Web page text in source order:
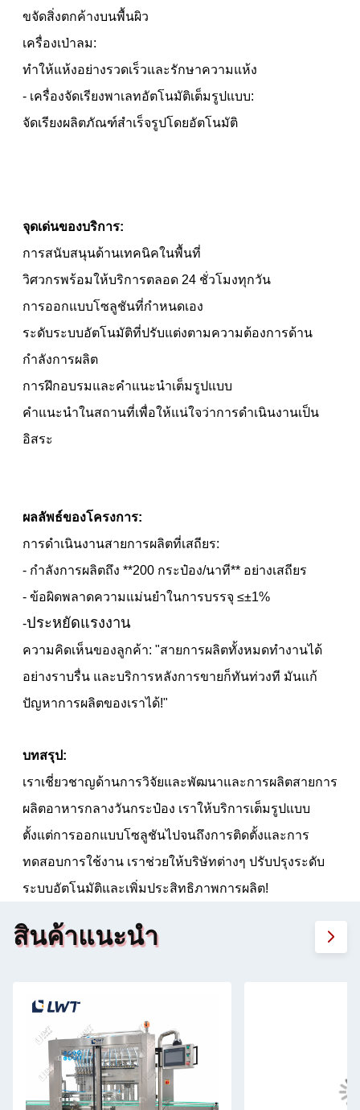
ขจัดสิ่งตกค้างบนพื้นผิว
เครื่องเป่าลม:
ทำให้แห้งอย่างรวดเร็วและรักษาความแห้ง
- เครื่องจัดเรียงพาเลทอัตโนมัติเต็มรูปแบบ:
จัดเรียงผลิตภัณฑ์สำเร็จรูปโดยอัตโนมัติ
จุดเด่นของบริการ:
การสนับสนุนด้านเทคนิคในพื้นที่
วิศวกรพร้อมให้บริการตลอด 24 ชั่วโมงทุกวัน
การออกแบบโซลูชันที่กำหนดเอง
ระดับระบบอัตโนมัติที่ปรับแต่งตามความต้องการด้าน
กำลังการผลิต
การฝึกอบรมและคำแนะนำเต็มรูปแบบ
คำแนะนำในสถานที่เพื่อให้แน่ใจว่าการดำเนินงานเป็น
อิสระ
ผลลัพธ์ของโครงการ:
การดำเนินงานสายการผลิตที่เสถียร:
- กำลังการผลิตถึง **200 กระป๋อง/นาที** อย่างเสถียร
- ข้อผิดพลาดความแม่นยำในการบรรจุ ≤±1%
-ประหยัดแรงงาน
ความคิดเห็นของลูกค้า: "สายการผลิตทั้งหมดทำงานได้
อย่างราบรื่น และบริการหลังการขายก็ทันท่วงที มันแก้
ปัญหาการผลิตของเราได้!"
บทสรุป:
เราเชี่ยวชาญด้านการวิจัยและพัฒนาและการผลิตสายการ
ผลิตอาหารกลางวันกระป๋อง เราให้บริการเต็มรูปแบบ
ตั้งแต่การออกแบบโซลูชันไปจนถึงการติดตั้งและการ
ทดสอบการใช้งาน เราช่วยให้บริษัทต่างๆ ปรับปรุงระดับ
ระบบอัตโนมัติและเพิ่มประสิทธิภาพการผลิต!
สินค้าแนะนำ